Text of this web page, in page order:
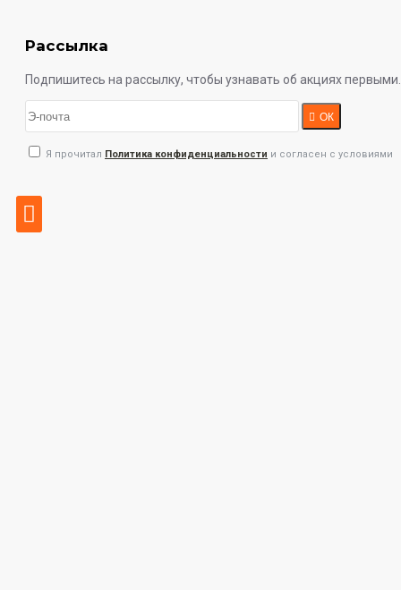
Рассылка
Подпишитесь на рассылку, чтобы узнавать об акциях первыми.
ОК
Я прочитал Политика конфиденциальности и согласен с условиями